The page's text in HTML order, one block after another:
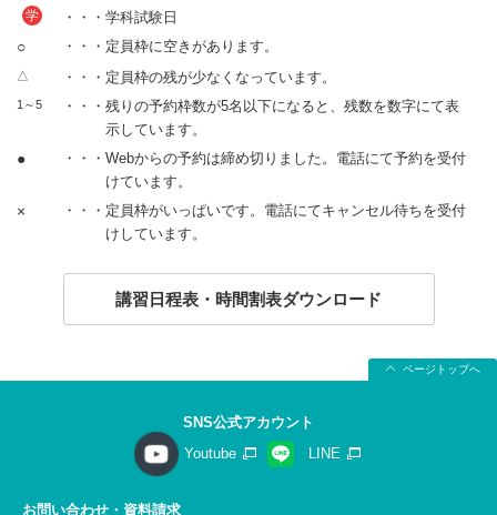
学 ・・・学科試験日
○ ・・・定員枠に空きがあります。
△ ・・・定員枠の残が少なくなっています。
1～5
・・・残りの予約枠数が5名以下になると、残数を数字にて表
示しています。
●
・・・Webからの予約は締め切りました。電話にて予約を受付
けています。
×
・・・定員枠がいっぱいです。電話にてキャンセル待ちを受付
けしています。
講習日程表・時間割表ダウンロード
ページトップへ
SNS公式アカウント
Youtube
LINE
お問い合わせ・資料請求